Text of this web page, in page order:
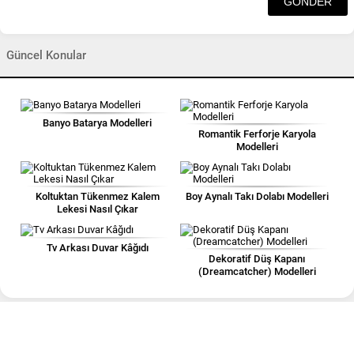
Güncel Konular
Banyo Batarya Modelleri
Romantik Ferforje Karyola
Modelleri
Koltuktan Tükenmez Kalem
Lekesi Nasıl Çıkar
Boy Aynalı Takı Dolabı Modelleri
Tv Arkası Duvar Kâğıdı
Dekoratif Düş Kapanı
(Dreamcatcher) Modelleri